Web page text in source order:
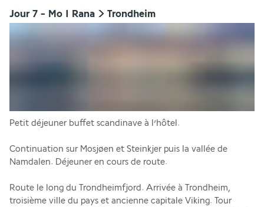
Jour 7 - Mo I Rana > Trondheim
Petit déjeuner buffet scandinave à l’hôtel.
Continuation sur Mosjøen et Steinkjer puis la vallée de
Namdalen. Déjeuner en cours de route.
Route le long du Trondheimfjord. Arrivée à Trondheim,
troisième ville du pays et ancienne capitale Viking. Tour